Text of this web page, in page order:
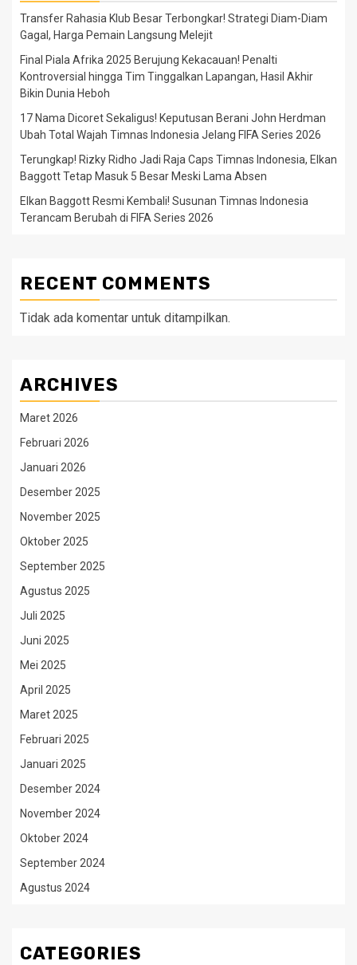
Transfer Rahasia Klub Besar Terbongkar! Strategi Diam-Diam
Gagal, Harga Pemain Langsung Melejit
Final Piala Afrika 2025 Berujung Kekacauan! Penalti
Kontroversial hingga Tim Tinggalkan Lapangan, Hasil Akhir
Bikin Dunia Heboh
17 Nama Dicoret Sekaligus! Keputusan Berani John Herdman
Ubah Total Wajah Timnas Indonesia Jelang FIFA Series 2026
Terungkap! Rizky Ridho Jadi Raja Caps Timnas Indonesia, Elkan
Baggott Tetap Masuk 5 Besar Meski Lama Absen
Elkan Baggott Resmi Kembali! Susunan Timnas Indonesia
Terancam Berubah di FIFA Series 2026
RECENT COMMENTS
Tidak ada komentar untuk ditampilkan.
ARCHIVES
Maret 2026
Februari 2026
Januari 2026
Desember 2025
November 2025
Oktober 2025
September 2025
Agustus 2025
Juli 2025
Juni 2025
Mei 2025
April 2025
Maret 2025
Februari 2025
Januari 2025
Desember 2024
November 2024
Oktober 2024
September 2024
Agustus 2024
CATEGORIES